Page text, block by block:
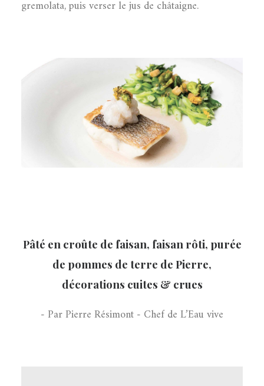
gremolata, puis verser le jus de châtaigne.
Pâté en croûte de faisan, faisan rôti, purée
de pommes de terre de Pierre,
décorations cuites & crues
- Par Pierre Résimont - Chef de L’Eau vive